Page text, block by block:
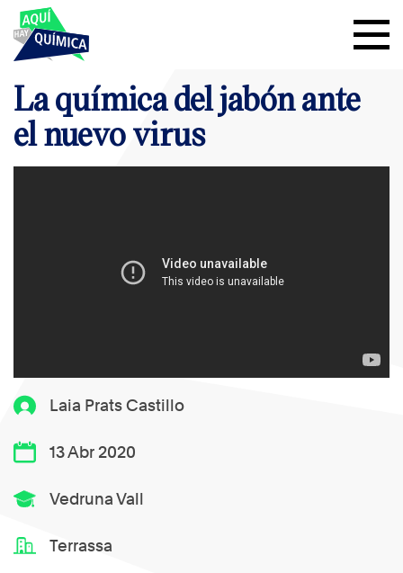
Laia Prats Castillo
13 Abr 2020
Vedruna Vall
Terrassa
La química del jabón ante
el nuevo virus